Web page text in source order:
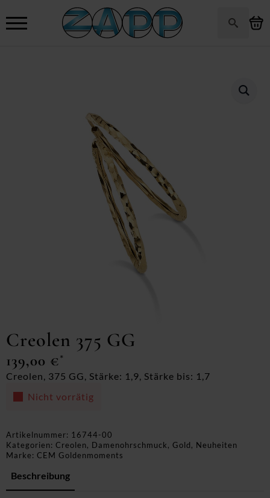
Creolen 375 GG
139,00 €*
Creolen, 375 GG, Stärke: 1,9, Stärke bis: 1,7
Nicht vorrätig
Artikelnummer: 16744-00
Kategorien: Creolen, Damenohrschmuck, Gold, Neuheiten
Marke: CEM Goldenmoments
Beschreibung